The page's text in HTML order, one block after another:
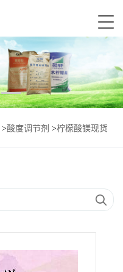
>酸度调节剂 >柠檬酸镁现货